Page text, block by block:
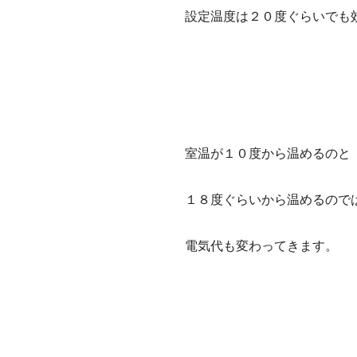
設定温度は２０度ぐらいでも
室温が１０度から温めるのと
１８度ぐらいから温めるので
電気代も変わってきます。